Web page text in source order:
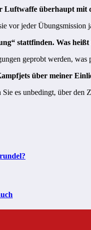
Luftwaffe überhaupt mit
vor jeder Übungsmission
stattfinden. Was heißt
geprobt werden,
über meiner
es unbedingt, über